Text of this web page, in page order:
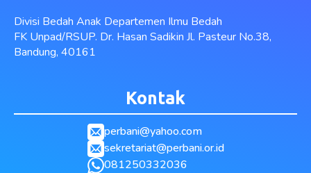
Divisi Bedah Anak Departemen Ilmu Bedah
FK Unpad/RSUP. Dr. Hasan Sadikin Jl. Pasteur No.38,
Bandung, 40161
Kontak
perbani@yahoo.com
sekretariat@perbani.or.id
081250332036